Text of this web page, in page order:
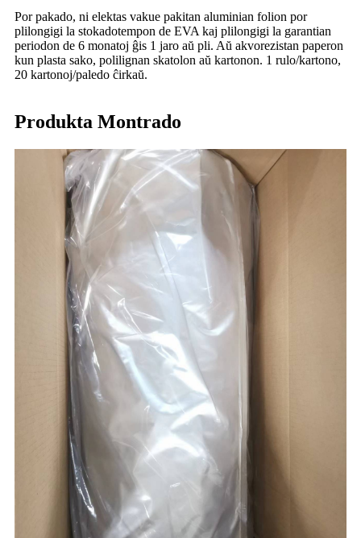
Por pakado, ni elektas vakue pakitan aluminian folion por
plilongigi la stokadotempon de EVA kaj plilongigi la garantian
periodon de 6 monatoj ĝis 1 jaro aŭ pli. Aŭ akvorezistan paperon
kun plasta sako, polilignan skatolon aŭ kartonon. 1 rulo/kartono,
20 kartonoj/paledo ĉirkaŭ.
Produkta Montrado